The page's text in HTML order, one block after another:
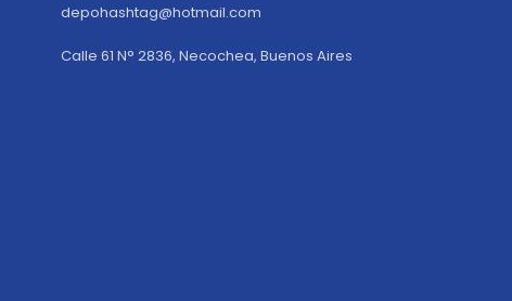
depohashtag@hotmail.com
Calle 61 N° 2836, Necochea, Buenos Aires